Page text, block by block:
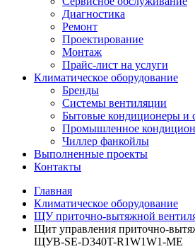
Диагностика
Ремонт
Проектирование
Монтаж
Прайс-лист на услуги
Климатическое оборудование
Бренды
Системы вентиляции
Бытовые кондиционеры и
Промышленное
Чиллер фанкойлы
Выполненные проекты
Контакты
Главная
Климатическое оборудование
ЩУ приточно-вытяжной
Щит управления приточно-
ЩУВ-SE-D340T-R1W1W1-ME